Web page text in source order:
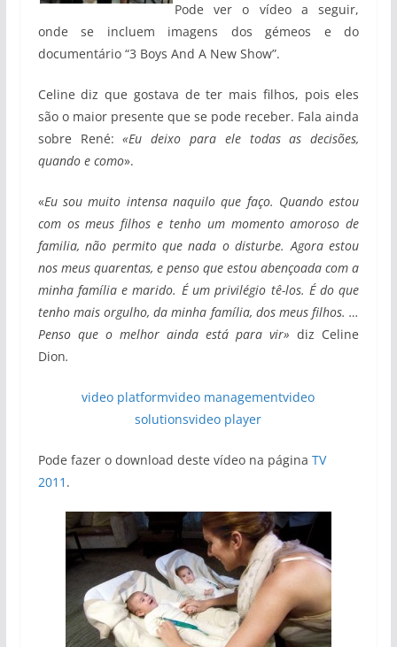
Pode ver o vídeo a seguir,
onde se incluem imagens dos gémeos e do
documentário “3 Boys And A New Show”.
Celine diz que gostava de ter mais filhos, pois eles
são o maior presente que se pode receber. Fala ainda
sobre René: «Eu deixo para ele todas as decisões,
quando e como».
«Eu sou muito intensa naquilo que faço. Quando estou
com os meus filhos e tenho um momento amoroso de
familia, não permito que nada o disturbe. Agora estou
nos meus quarentas, e penso que estou abençoada com a
minha família e marido. É um privilégio tê-los. É do que
tenho mais orgulho, da minha família, dos meus filhos. …
Penso que o melhor ainda está para vir»diz Celine
Dion.
video platformvideo managementvideo
solutionsvideo player
Pode fazer o download deste vídeo na página TV
2011 .